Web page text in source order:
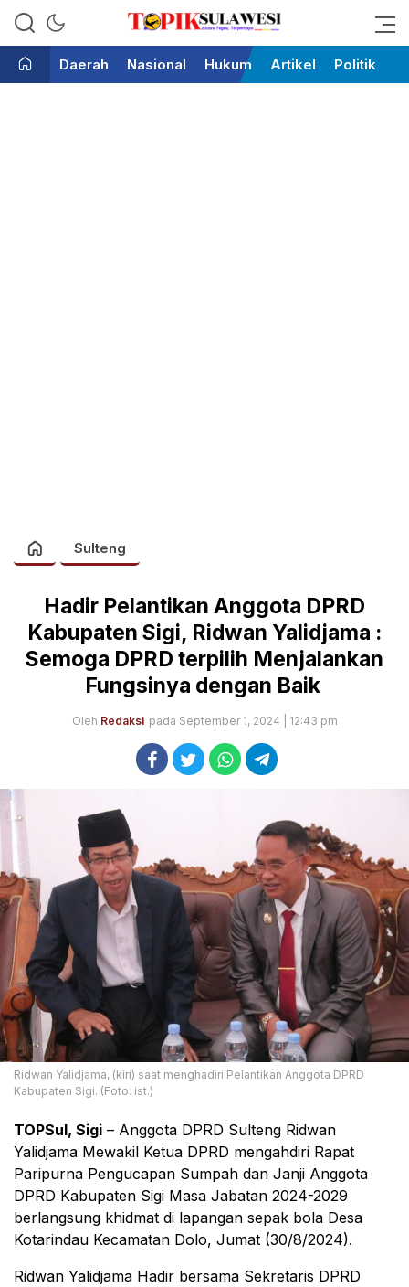
Topik Sulawesi
Bicara Tegas Terpercaya
Daerah
Nasional Hukum Artikel Politik
Sulteng
Hadir Pelantikan Anggota DPRD
Kabupaten Sigi, Ridwan Yalidjama :
Semoga DPRD terpilih Menjalankan
Fungsinya dengan Baik
Oleh Redaksi pada September 1, 2024 | 12:43 pm
Ridwan Yalidjama, (kiri) saat menghadiri Pelantikan Anggota DPRD
Kabupaten Sigi. (Foto: ist.)
TOPSul, Sigi – Anggota DPRD Sulteng Ridwan
Yalidjama Mewakil Ketua DPRD mengahdiri Rapat
Paripurna Pengucapan Sumpah dan Janji Anggota
DPRD Kabupaten Sigi Masa Jabatan 2024-2029
berlangsung khidmat di lapangan sepak bola Desa
Kotarindau Kecamatan Dolo, Jumat (30/8/2024).
Ridwan Yalidjama Hadir bersama Sekretaris DPRD